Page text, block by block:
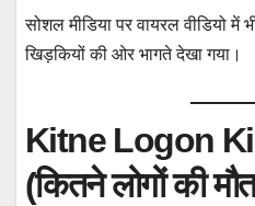
सोशल मीडिया पर वायरल वीडियो में
खिड़कियों की ओर भागते देखा गया।
Kitne Logon
(कितने लोगों की